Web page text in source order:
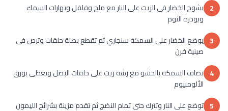
2 يشوح الخضار فى الزيت على النار مع ملح وفلفل وبهارات السمك
وبودرة الثوم
3 يوضع الخضار على السمكة سنجاري ثم تقطع بصلة حلقات وترص فى
صينية فرن
4 تضاف السمكة بالحشو مع رشة زيت على حلقات البصل وتغطى بورق
الألومنيوم
5 توضع على النار وتترك حتى تمام النضج ثم تقدم مزينة بشرائح الليمون